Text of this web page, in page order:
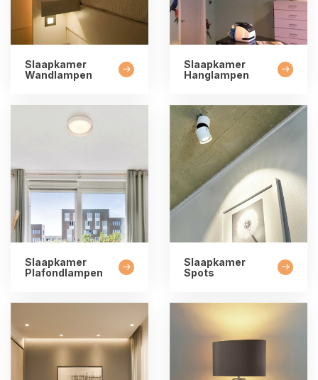
Slaapkamer
Wandlampen
Slaapkamer
Hanglampen
Slaapkamer
Plafondlampen
Slaapkamer
Spots